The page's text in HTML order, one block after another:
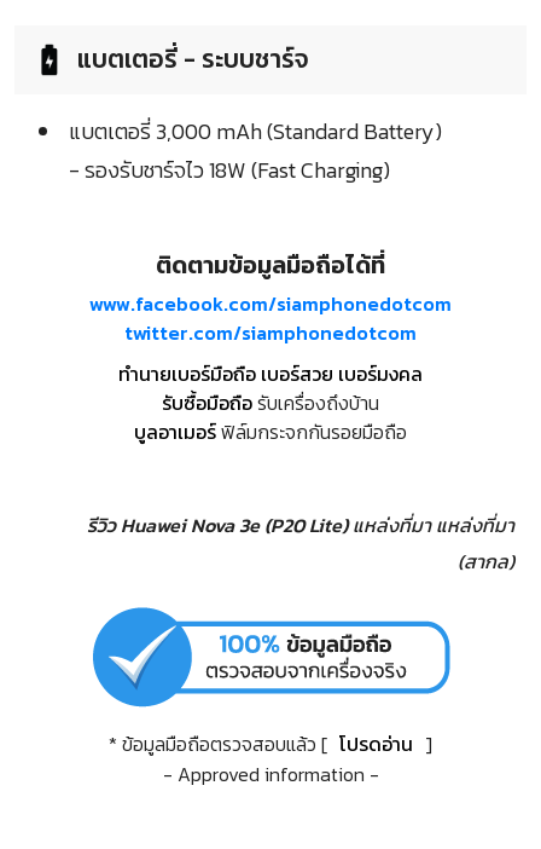
แบตเตอรี่ - ระบบชาร์จ
แบตเตอรี่ 3,000 mAh (Standard Battery)
- รองรับชาร์จไว 18W (Fast Charging)
ติดตามข้อมูลมือถือได้ที่
www.facebook.com/siamphonedotcom
twitter.com/siamphonedotcom
ทำนายเบอร์มือถือ เบอร์สวย เบอร์มงคล
รับซื้อมือถือรับเครื่องถึงบ้าน
บูลอาเมอร์ฟิล์มกระจกกันรอยมือถือ
รีวิว Huawei Nova 3e (P20 Lite) แหล่งที่มา แหล่งที่มา
(สากล)
* ข้อมูลมือถือตรวจสอบแล้ว [ โปรดอ่าน ]
- Approved information -